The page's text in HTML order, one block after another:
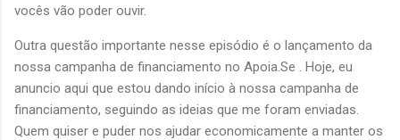
vocês vão poder ouvir.
Outra questão importante nesse episódio é o lançamento da
nossa campanha de financiamento no Apoia.Se . Hoje, eu
anuncio aqui que estou dando início à nossa campanha de
financiamento, seguindo as ideias que me foram enviadas.
Quem quiser e puder nos ajudar economicamente a manter os